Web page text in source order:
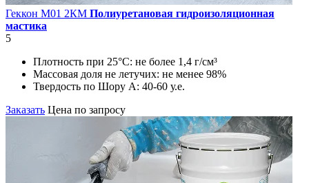
Геккон М01 2КМ Полиуретановая гидроизоляционная
мастика
5
Плотность при 25°С: не более 1,4 г/см³
Массовая доля не летучих: не менее 98%
Твердость по Шору А: 40-60 у.е.
Заказать Цена по запросу